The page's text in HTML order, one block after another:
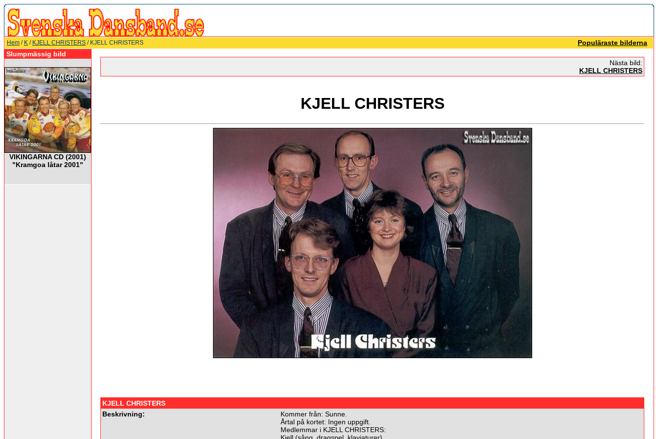
Hem / K / KJELL CHRISTERS / KJELL CHRISTERS
Populäraste bilderna
Slumpmässig bild
VIKINGARNA CD (2001)
"Kramgoa låtar 2001"
Nästa bild:
KJELL CHRISTERS
KJELL CHRISTERS
KJELL CHRISTERS
Beskrivning:
Kommer från: Sunne.
Årtal på kortet: Ingen uppgift.
Medlemmar i KJELL CHRISTERS: